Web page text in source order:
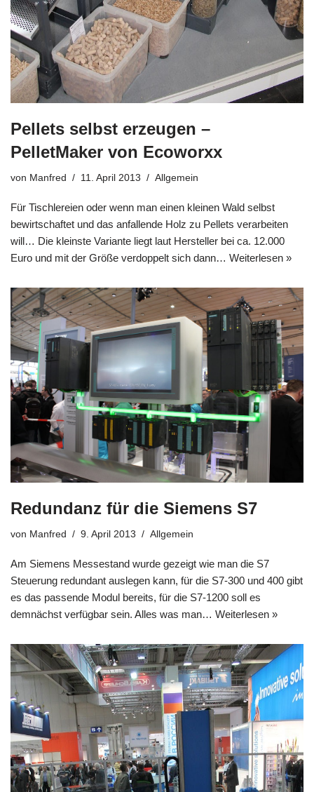
Pellets selbst erzeugen –
PelletMaker von Ecoworxx
von Manfred 11. April 2013 Allgemein
Für Tischlereien oder wenn man einen kleinen Wald selbst
bewirtschaftet und das anfallende Holz zu Pellets verarbeiten
will… Die kleinste Variante liegt laut Hersteller bei ca. 12.000
Euro und mit der Größe verdoppelt sich dann… Weiterlesen »
Redundanz für die Siemens S7
von Manfred 9. April 2013 Allgemein
Am Siemens Messestand wurde gezeigt wie man die S7
Steuerung redundant auslegen kann, für die S7-300 und 400 gibt
es das passende Modul bereits, für die S7-1200 soll es
demnächst verfügbar sein. Alles was man… Weiterlesen »